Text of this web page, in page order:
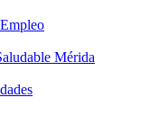
Mérida